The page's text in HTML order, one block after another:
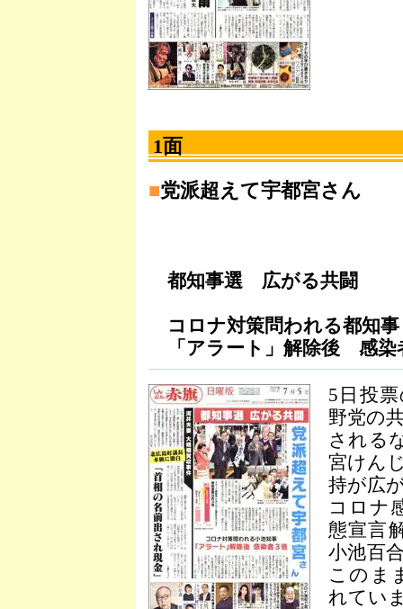
1面
■党派超えて宇都宮さん
都知事選 広がる共闘
コロナ対策問われる都知事
「アラート」解除後 感染
5日投
野党の
される
宮けん
持が広
コロナ
態宣言
小池百
このま
れてい